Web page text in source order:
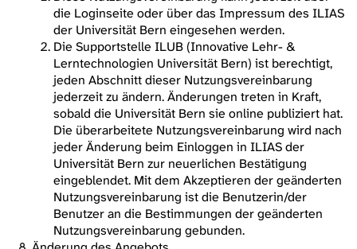
die Loginseite oder über das Impressum des ILIAS
der Universität Bern eingesehen werden.
Die Supportstelle ILUB (Innovative Lehr- &
Lerntechnologien Universität Bern) ist berechtigt,
jeden Abschnitt dieser Nutzungsvereinbarung
jederzeit zu ändern. Änderungen treten in Kraft,
sobald die Universität Bern sie online publiziert hat.
Die überarbeitete Nutzungsvereinbarung wird nach
jeder Änderung beim Einloggen in ILIAS der
Universität Bern zur neuerlichen Bestätigung
eingeblendet. Mit dem Akzeptieren der geänderten
Nutzungsvereinbarung ist die Benutzerin/der
Benutzer an die Bestimmungen der geänderten
Nutzungsvereinbarung gebunden.